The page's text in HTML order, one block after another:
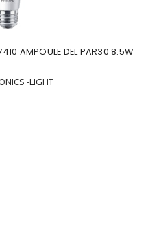
AMPOULE DEL PAR30 8.5W
-LIGHT